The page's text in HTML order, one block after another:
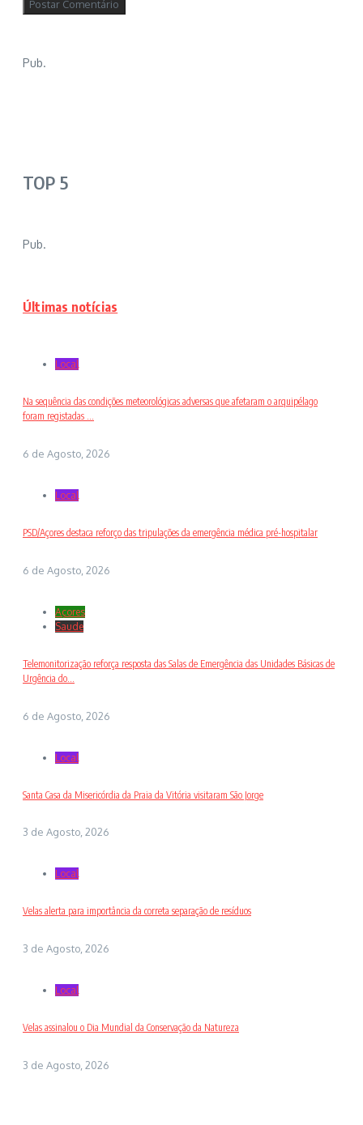
Pub.
TOP 5
Pub.
Últimas notícias
Local
Na sequência das condições meteorológicas adversas que afetaram o arquipélago
foram registadas ...
6 de Agosto, 2026
Local
PSD/Açores destaca reforço das tripulações da emergência médica pré-hospitalar
6 de Agosto, 2026
Açores
Saude
Telemonitorização reforça resposta das Salas de Emergência das Unidades Básicas de
Urgência do...
6 de Agosto, 2026
Local
Santa Casa da Misericórdia da Praia da Vitória visitaram São Jorge
3 de Agosto, 2026
Local
Velas alerta para importância da correta separação de resíduos
3 de Agosto, 2026
Local
Velas assinalou o Dia Mundial da Conservação da Natureza
3 de Agosto, 2026